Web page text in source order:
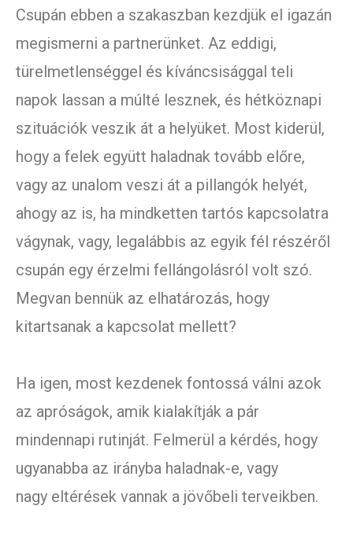
Csupán ebben a szakaszban kezdjük el igazán
megismerni a partnerünket. Az eddigi,
türelmetlenséggel és kíváncsisággal teli
napok lassan a múlté lesznek, és hétköznapi
szituációk veszik át a helyüket. Most kiderül,
hogy a felek együtt haladnak tovább előre,
vagy az unalom veszi át a pillangók helyét,
ahogy az is, ha mindketten tartós kapcsolatra
vágynak, vagy, legalábbis az egyik fél részéről
csupán egy érzelmi fellángolásról volt szó.
Megvan bennük az elhatározás, hogy
kitartsanak a kapcsolat mellett?
Ha igen, most kezdenek fontossá válni azok
az apróságok, amik kialakítják a pár
mindennapi rutinját. Felmerül a kérdés, hogy
ugyanabba az irányba haladnak-e, vagy
nagy eltérések vannak a jövőbeli terveikben.